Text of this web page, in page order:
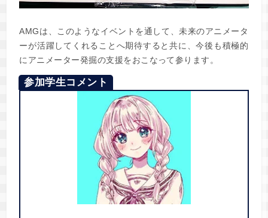
AMGは、このようなイベントを通して、未来のアニメータ
ーが活躍してくれることへ期待すると共に、今後も積極的
にアニメーター発掘の支援をおこなって参ります。
参加学生コメント